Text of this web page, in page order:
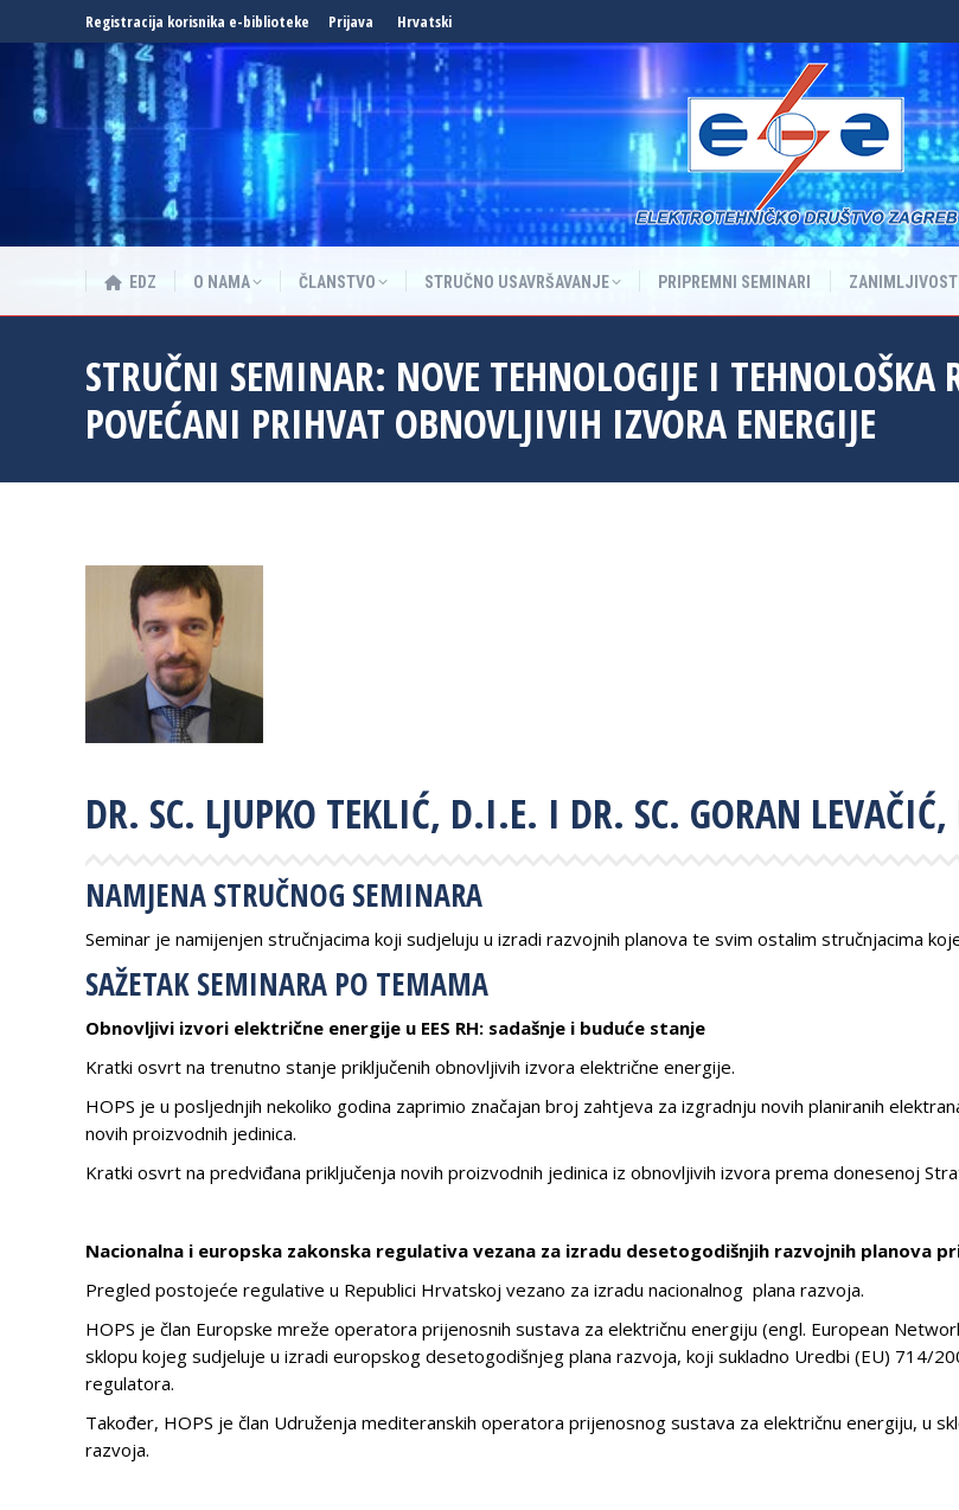
Registracija korisnika e-biblioteke Prijava Hrvatski
EDZ O NAMA ČLANSTVO STRUČNO USAVRŠAVANJE PRIPREMNI SEMINARI
STRUČNI SEMINAR: NOVE TEHNOLOGIJE I TEHNOLOŠKA
POVEĆANI PRIHVAT OBNOVLJIVIH IZVORA ENERGIJE
DR. SC. LJUPKO TEKLIĆ, D.I.E. I DR. SC. GORAN
NAMJENA STRUČNOG SEMINARA
Seminar je namijenjen stručnjacima koji sudjeluju u izradi razvojnih planova te svim ostalim stručnjacima
SAŽETAK SEMINARA PO TEMAMA
Obnovljivi izvori električne energije u EES RH: sadašnje i buduće stanje
Kratki osvrt na trenutno stanje priključenih obnovljivih izvora električne energije.
HOPS je u posljednjih nekoliko godina zaprimio značajan broj zahtjeva za izgradnju novih planiranih
novih proizvodnih jedinica.
Kratki osvrt na predviđana priključenja novih proizvodnih jedinica iz obnovljivih izvora prema donesenoj
Nacionalna i europska zakonska regulativa vezana za izradu desetogodišnjih razvojnih planova
Pregled postojeće regulative u Republici Hrvatskoj vezano za izradu nacionalnog plana razvoja.
HOPS je član Europske mreže operatora prijenosnih sustava za električnu energiju (engl. European
sklopu kojeg sudjeluje u izradi europskog desetogodišnjeg plana razvoja, koji sukladno Uredbi (EU) 714/
regulatora.
Također, HOPS je član Udruženja mediteranskih operatora prijenosnog sustava za električnu energiju, u
razvoja.
EDZ ČLANSTVO